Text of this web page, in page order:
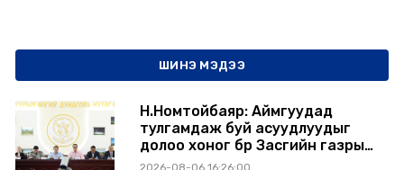
ШИНЭ МЭДЭЭ
Н.Номтойбаяр: Аймгуудад
тулгамдаж буй асуудлуудыг
долоо хоног бүр Засгийн газрын
хуралдаанд танилцуулж,
2026-08-06 16:26:00